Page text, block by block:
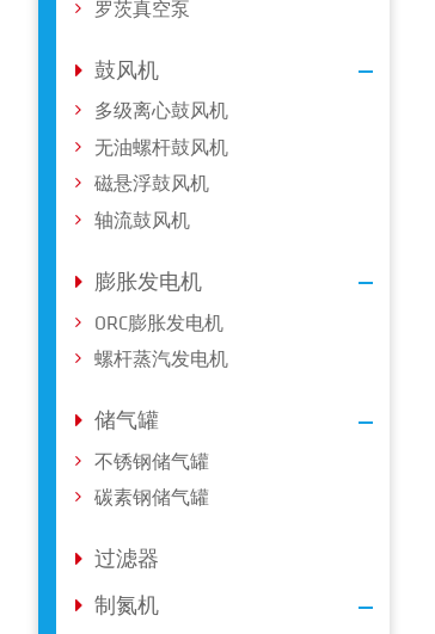
罗茨真空泵
鼓风机
多级离心鼓风机
无油螺杆鼓风机
磁悬浮鼓风机
轴流鼓风机
膨胀发电机
ORC膨胀发电机
螺杆蒸汽发电机
储气罐
不锈钢储气罐
碳素钢储气罐
过滤器
制氮机